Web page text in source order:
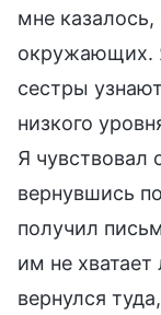
мне казалось,
окружающих.
сестры
низкого
Я
вернувшись
получил
им не
вернулся